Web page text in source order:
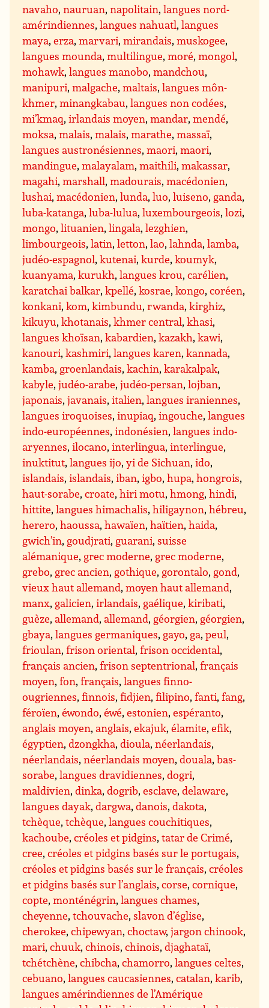
navaho,nauruan,napolitain,langues nord-
amérindiennes,langues nahuatl,langues
maya,erza,marvari,mirandais,muskogee,
langues mounda,multilingue,moré,mongol,
mohawk,langues manobo,mandchou,
manipuri,malgache,maltais,langues môn-
khmer,minangkabau,langues non codées,
mi’kmaq,irlandais moyen,mandar,mendé,
moksa,malais,malais,marathe,massaï,
langues austronésiennes,maori,maori,
mandingue,malayalam,maithili,makassar,
magahi,marshall,madourais,macédonien,
lushai,macédonien,lunda,luo,luiseno, ganda,
luba-katanga,luba-lulua,luxembourgeois,lozi,
mongo,lituanien,lingala,lezghien,
limbourgeois,latin,letton,lao,lahnda,lamba,
judéo-espagnol,kutenai,kurde,koumyk,
kuanyama,kurukh,langues krou,carélien,
karatchai balkar,kpellé,kosrae,kongo,coréen,
konkani,kom,kimbundu,rwanda,kirghiz,
kikuyu,khotanais,khmer central,khasi,
langues khoïsan,kabardien,kazakh,kawi,
kanouri,kashmiri,langues karen,kannada,
kamba, groenlandais,kachin,karakalpak,
kabyle,judéo-arabe,judéo-persan,lojban,
japonais,javanais,italien,langues iraniennes,
langues iroquoises,inupiaq,ingouche,langues
indo-européennes,indonésien,langues indo-
aryennes,ilocano,interlingua,interlingue,
inuktitut,langues ijo,yi de Sichuan,ido,
islandais,islandais,iban,igbo,hupa,hongrois,
haut-sorabe,croate,hiri motu,hmong,hindi,
hittite,langues himachalis,hiligaynon,hébreu,
herero,haoussa,hawaïen,haïtien,haida,
gwich’in, goudjrati, guarani,suisse
alémanique, grec moderne, grec moderne,
grebo, grec ancien, gothique, gorontalo, gond,
vieux haut allemand,moyen haut allemand,
manx, galicien,irlandais, gaélique,kiribati,
guèze,allemand,allemand, géorgien, géorgien,
gbaya,langues germaniques, gayo, ga,peul,
frioulan,frison oriental,frison occidental,
français ancien,frison septentrional,français
moyen,fon,français,langues finno-
ougriennes,finnois,fidjien,filipino,fanti,fang,
féroïen,éwondo,éwé,estonien,espéranto,
anglais moyen,anglais,ekajuk,élamite,efik,
égyptien,dzongkha,dioula,néerlandais,
néerlandais,néerlandais moyen,douala,bas-
sorabe,langues dravidiennes,dogri,
maldivien,dinka,dogrib,esclave,delaware,
langues dayak,dargwa,danois,dakota,
tchèque,tchèque,langues couchitiques,
kachoube,créoles et pidgins,tatar de Crimé,
cree,créoles et pidgins basés sur le portugais,
créoles et pidgins basés sur le français,créoles
et pidgins basés sur l’anglais,corse,cornique,
copte,monténégrin,langues chames,
cheyenne,tchouvache,slavon d’église,
cherokee,chipewyan,choctaw,jargon chinook,
mari,chuuk,chinois,chinois,djaghataï,
tchétchène,chibcha,chamorro,langues celtes,
cebuano,langues caucasiennes,catalan,karib,
langues amérindiennes de l’Amérique